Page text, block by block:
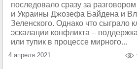
последовало сразу за
и Украины Джозефа Байдена и
Зеленского. Однако что сыграло
эскалации конфликта –
или тупик в процессе мирного...
4 апреля 2021